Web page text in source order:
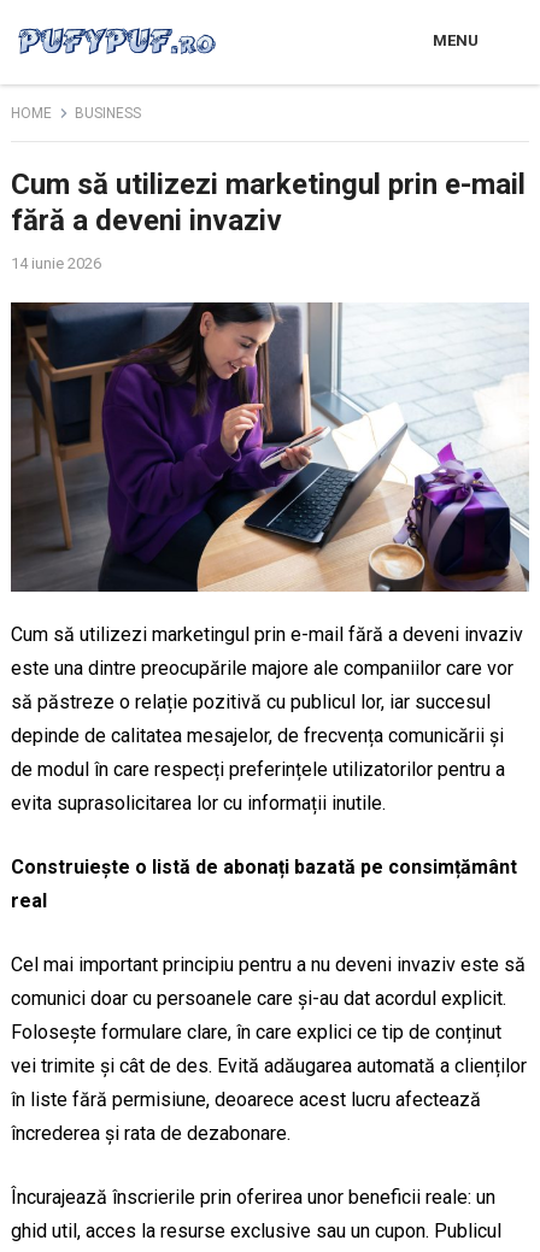
MENU
HOME BUSINESS
Cum să utilizezi marketingul prin e-mail
fără a deveni invaziv
14 iunie 2026
Cum să utilizezi marketingul prin e-mail fără a deveni invaziv
este una dintre preocupările majore ale companiilor care vor
să păstreze o relație pozitivă cu publicul lor, iar succesul
depinde de calitatea mesajelor, de frecvența comunicării și
de modul în care respecți preferințele utilizatorilor pentru a
evita suprasolicitarea lor cu informații inutile.
Construiește o listă de abonați bazată pe consimțământ
real
Cel mai important principiu pentru a nu deveni invaziv este să
comunici doar cu persoanele care și-au dat acordul explicit.
Folosește formulare clare, în care explici ce tip de conținut
vei trimite și cât de des. Evită adăugarea automată a clienților
în liste fără permisiune, deoarece acest lucru afectează
încrederea și rata de dezabonare.
Încurajează înscrierile prin oferirea unor beneficii reale: un
ghid util, acces la resurse exclusive sau un cupon. Publicul